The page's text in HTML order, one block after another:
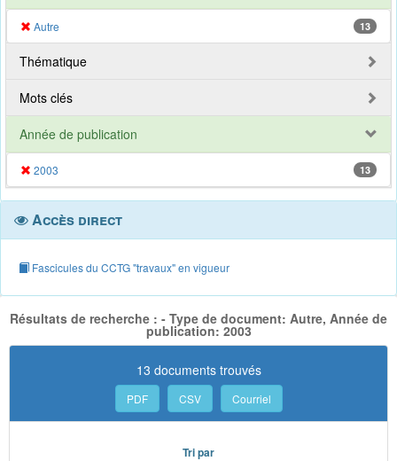
Autre 13
Thématique
Mots clés
Année de publication
2003 13
Accès direct
Fascicules du CCTG "travaux" en vigueur
Résultats de recherche : - Type de document: Autre, Année de
publication: 2003
13 documents trouvés
PDF CSV Courriel
Tri par